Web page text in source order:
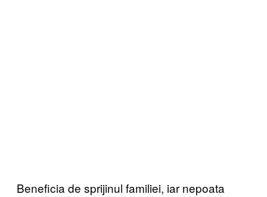
Beneficia de sprijinul familiei, iar nepoata